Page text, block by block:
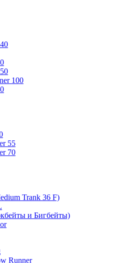
100
55
70
Trank 36 F)
и Бигбейты)
Runner